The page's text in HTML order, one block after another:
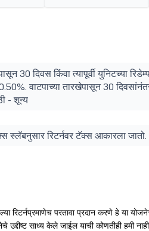
30 दिवस किंवा त्यापूर्वी युनिटच्या
0.50%. वाटपाच्या तारखेपासून 30
- शून्य
स्लॅबनुसार रिटर्नवर टॅक्स आकारला जातो.
रिटर्नप्रमाणेच परतावा प्रदान करणे हे या
उद्दीष्ट साध्य केले जाईल याची कोणतीही हमी